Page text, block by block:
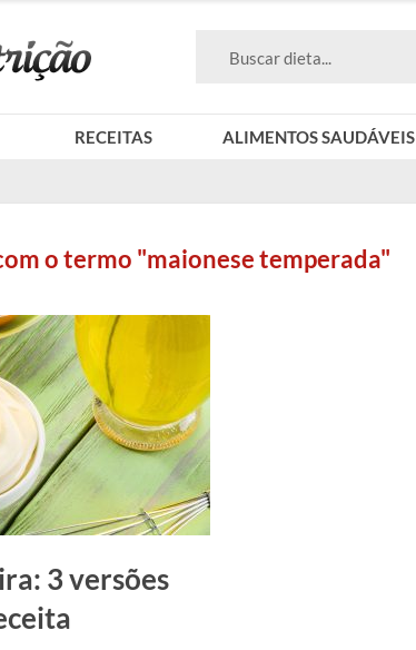
RECEITAS ALIMENTOS SAUDÁVEIS
o termo "maionese temperada"
3 versões